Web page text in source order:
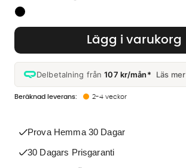
Lägg i varukorg
Delbetalning från107 kr/mån* Läs mer
2-4 veckor
Finns även i dessa färger:
Prova Hemma 30 Dagar
30 Dagars Prisgaranti